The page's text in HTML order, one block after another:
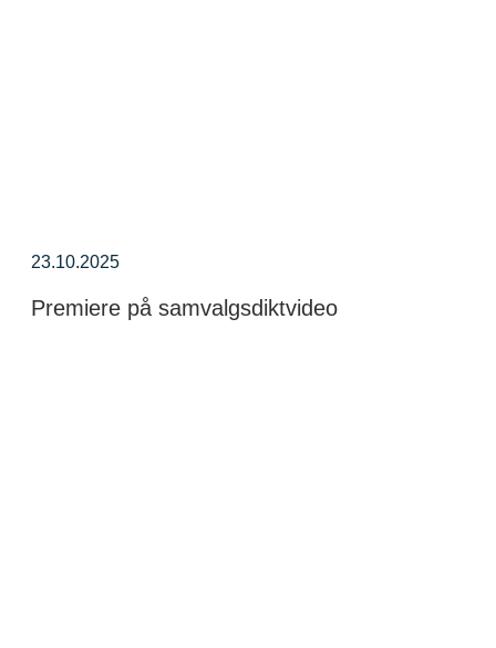
23.10.2025
Premiere på samvalgsdiktvideo